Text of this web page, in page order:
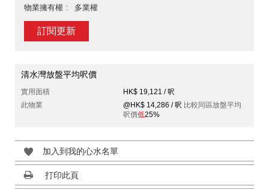
物業擁有權
多業權
訂閱更新
清水灣放盤平均呎價
實用面積
HK$ 19,121 / 呎
此物業
@HK$ 14,286 / 呎 比較同區放盤平均
呎價低25%
加入到我的心水名單
打印此頁